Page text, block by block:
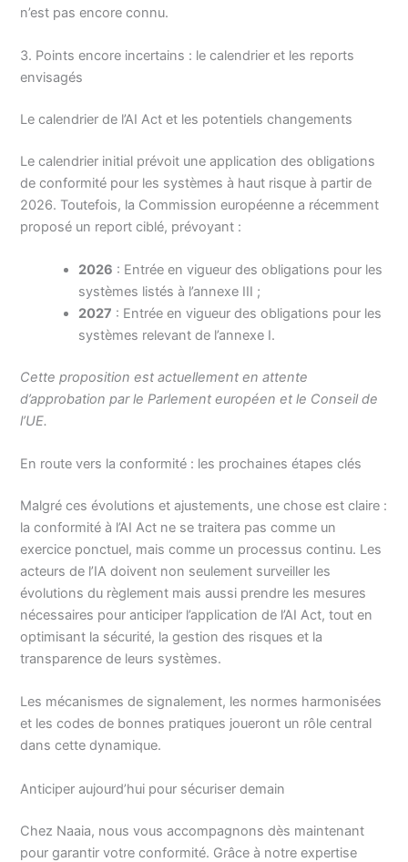
n’est pas encore connu.
3. Points encore incertains : le calendrier et les reports
envisagés
Le calendrier de l’AI Act et les potentiels changements
Le calendrier initial prévoit une application des obligations
de conformité pour les systèmes à haut risque à partir de
2026. Toutefois, la Commission européenne a récemment
proposé un report ciblé, prévoyant :
2026 : Entrée en vigueur des obligations pour les
systèmes listés à l’annexe III ;
2027 : Entrée en vigueur des obligations pour les
systèmes relevant de l’annexe I.
Cette proposition est actuellement en attente
d’approbation par le Parlement européen et le Conseil de
l’UE.
En route vers la conformité : les prochaines étapes clés
Malgré ces évolutions et ajustements, une chose est claire :
la conformité à l’AI Act ne se traitera pas comme un
exercice ponctuel, mais comme un processus continu. Les
acteurs de l’IA doivent non seulement surveiller les
évolutions du règlement mais aussi prendre les mesures
nécessaires pour anticiper l’application de l’AI Act, tout en
optimisant la sécurité, la gestion des risques et la
transparence de leurs systèmes.
Les mécanismes de signalement, les normes harmonisées
et les codes de bonnes pratiques joueront un rôle central
dans cette dynamique.
Anticiper aujourd’hui pour sécuriser demain
Chez Naaia, nous vous accompagnons dès maintenant
pour garantir votre conformité. Grâce à notre expertise